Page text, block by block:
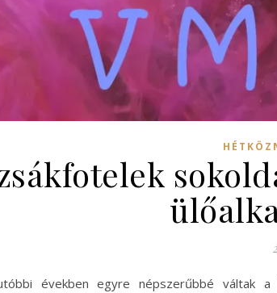
években egyre népszerűbbé váltak a